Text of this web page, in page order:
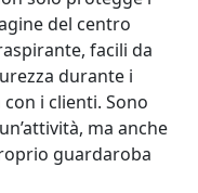
del centro
facili da
durante i
i clienti. Sono
ma anche
guardaroba